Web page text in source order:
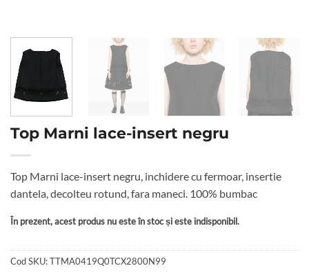
Top Marni lace-insert negru
Top Marni lace-insert negru, inchidere cu fermoar, insertie
dantela, decolteu rotund, fara maneci. 100% bumbac
În prezent, acest produs nu este în stoc și este indisponibil.
Cod SKU:TTMA0419Q0TCX2800N99